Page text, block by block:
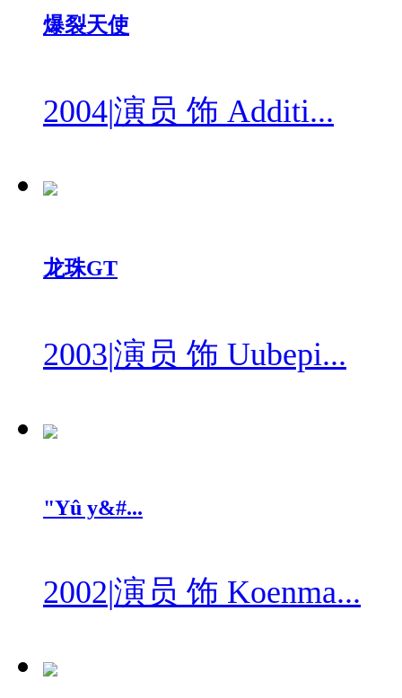
爆裂天使
2004|演员 饰 Additi...
龙珠GT
2003|演员 饰 Uubepi...
"Yû y&#...
2002|演员 饰 Koenma...